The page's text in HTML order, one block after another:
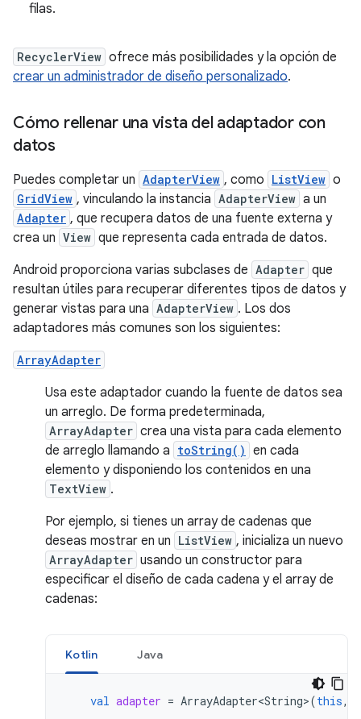
filas.
RecyclerView ofrece más posibilidades y la opción de
crear un administrador de diseño personalizado.
Cómo rellenar una vista del adaptador con
datos
Puedes completar un AdapterView , como ListView o
GridView , vinculando la instancia AdapterView a un
Adapter , que recupera datos de una fuente externa y
crea un View que representa cada entrada de datos.
Android proporciona varias subclases de Adapter que
resultan útiles para recuperar diferentes tipos de datos y
generar vistas para una AdapterView . Los dos
adaptadores más comunes son los siguientes:
ArrayAdapter
Usa este adaptador cuando la fuente de datos sea
un arreglo. De forma predeterminada,
ArrayAdapter crea una vista para cada elemento
de arreglo llamando a toString() en cada
elemento y disponiendo los contenidos en una
TextView .
Por ejemplo, si tienes un array de cadenas que
deseas mostrar en un ListView , inicializa un nuevo
ArrayAdapter usando un constructor para
especificar el diseño de cada cadena y el array de
cadenas:
Kotlin Java
val adapter = ArrayAdapter<String>(this,